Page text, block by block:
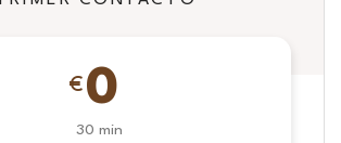
€ 0
30 min